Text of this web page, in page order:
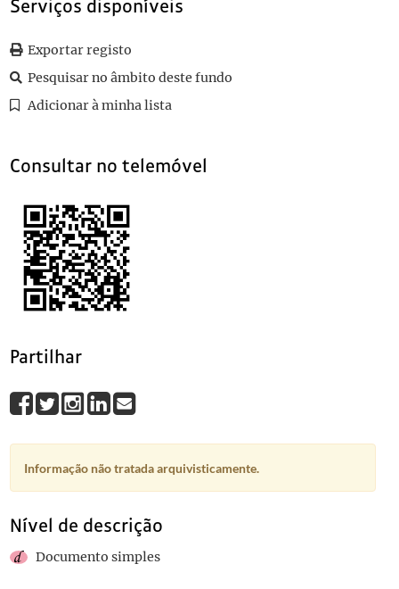
0030 Sem título 1917-06-14
0032 Sem título
0033
Sem título 1921-02-03
0098 Sem título 1916-11-08
Serviços disponíveis
Exportar registo
Pesquisar no âmbito deste fundo
Adicionar à minha lista
Consultar no telemóvel
Partilhar
Informação não tratada arquivisticamente.
Nível de descrição
Documento simples